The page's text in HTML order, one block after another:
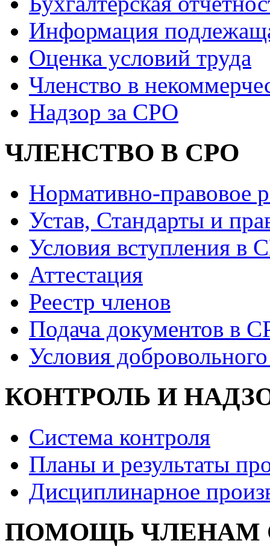
Информация
Оценка условий труда
Членство в
Надзор за СРО
ЧЛЕНСТВО В СРО
Нормативно-правовое
Устав, Стандарты и
Условия вступления в
Аттестация
Реестр членов
Подача документов в
Условия
КОНТРОЛЬ И
Система контроля
Планы и результаты
Дисциплинарное
ПОМОЩЬ ЧЛЕНАМ